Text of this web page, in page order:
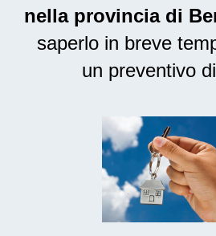
nella provincia di
saperlo in breve
un preventivo